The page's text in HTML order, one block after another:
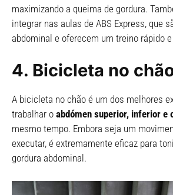
maximizando a queima de gordura.
integrar nas aulas de ABS Express, que
abdominal e oferecem um treino rápido
4. Bicicleta no
A bicicleta no chão é um dos melhores
trabalhar o abdómen superior, inferior e
mesmo tempo. Embora seja um
executar, é extremamente eficaz para
gordura abdominal.